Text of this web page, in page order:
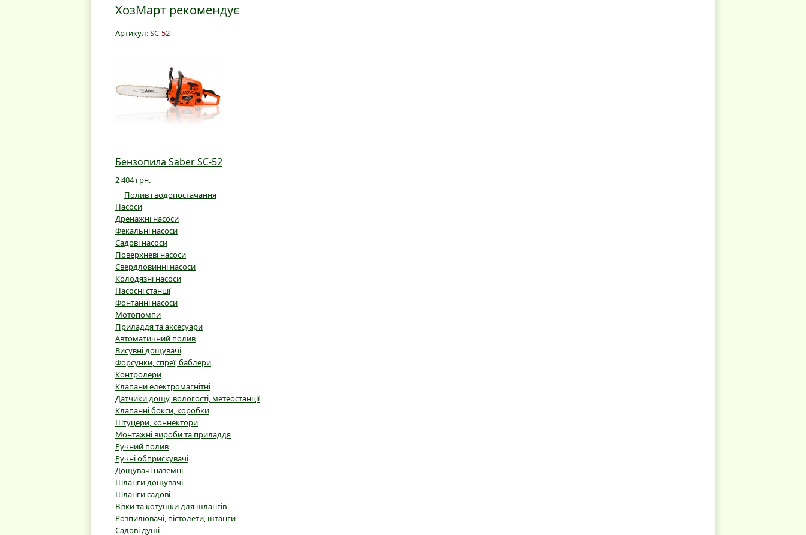
ХозМарт рекомендує
Артикул:SC-52
Бензопила Saber SC-52
2 404 грн.
Полив і водопостачання
Насоси
Дренажні насоси
Фекальні насоси
Садові насоси
Поверхневі насоси
Свердловинні насоси
Колодязні насоси
Насосні станції
Фонтанні насоси
Мотопомпи
Приладдя та аксесуари
Автоматичний полив
Висувні дощувачі
Форсунки, спреї, баблери
Контролери
Клапани електромагнітні
Датчики дощу, вологості, метеостанції
Клапанні бокси, коробки
Штуцери, коннектори
Монтажні вироби та приладдя
Ручний полив
Ручні обприскувачі
Дощувачі наземні
Шланги дощувачі
Шланги садові
Візки та котушки для шлангів
Розпилювачі, пістолети, штанги
Садові душі